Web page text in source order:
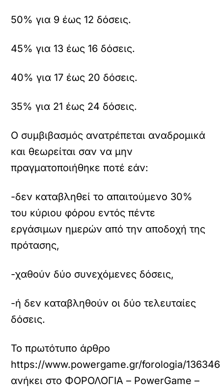
50% για 9 έως 12 δόσεις.
45% για 13 έως 16 δόσεις.
40% για 17 έως 20 δόσεις.
35% για 21 έως 24 δόσεις.
Ο συμβιβασμός ανατρέπεται αναδρομικά
και θεωρείται σαν να μην
πραγματοποιήθηκε ποτέ εάν:
-δεν καταβληθεί το απαιτούμενο 30%
του κύριου φόρου εντός πέντε
εργάσιμων ημερών από την αποδοχή της
πρότασης,
-χαθούν δύο συνεχόμενες δόσεις,
-ή δεν καταβληθούν οι δύο τελευταίες
δόσεις.
Το πρωτότυπο άρθρο
https://www.powergame.gr/forologia/
ανήκει στο ΦΟΡΟΛΟΓΙΑ – PowerGame –